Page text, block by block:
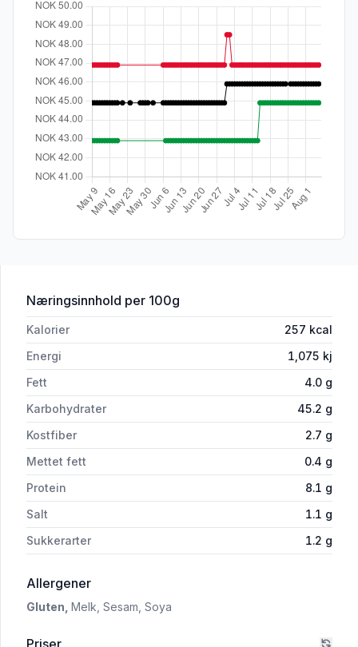
Næringsinnhold for 'Formloff m/Valmue Så Godt 600g
per 100g
Kalorier 257 kcal
Energi
1,075 kj
Fett
4.0 g
Karbohydrater
45.2 g
Kostfiber
2.7 g
Mettet fett
0.4 g
Protein
8.1 g
Salt
1.1 g
Sukkerarter
1.2 g
Allergeneri 'Formloff m/Valmue Så Godt 600g
Gluten, Melk, Sesam, Soya
Priser